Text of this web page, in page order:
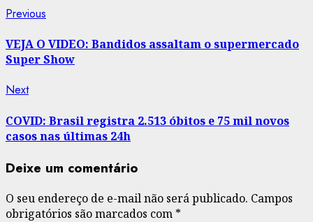
Post
navigation
Previous
VEJA O VIDEO: Bandidos assaltam o supermercado
Super Show
NextNext
COVID: Brasil registra 2.513 óbitos e 75 mil novos
casos nas últimas 24h
Deixe um comentário
O seu endereço de e-mail não será publicado. Campos
obrigatórios são marcados com *